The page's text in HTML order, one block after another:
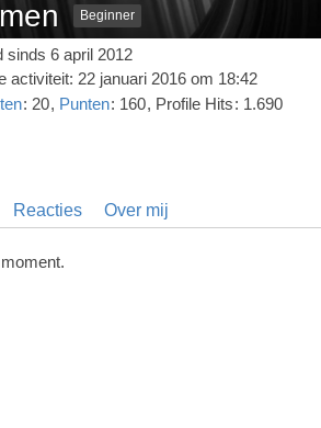
Beginner
sinds 6 april 2012
activiteit: 22 januari 2016 om 18:42
20 Punten 160 Profile Hits 1.690
Reacties Over mij